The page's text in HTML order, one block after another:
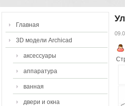
Главная
3D модели Archicad
аксессуары
аппаратура
ванная
двери и окна